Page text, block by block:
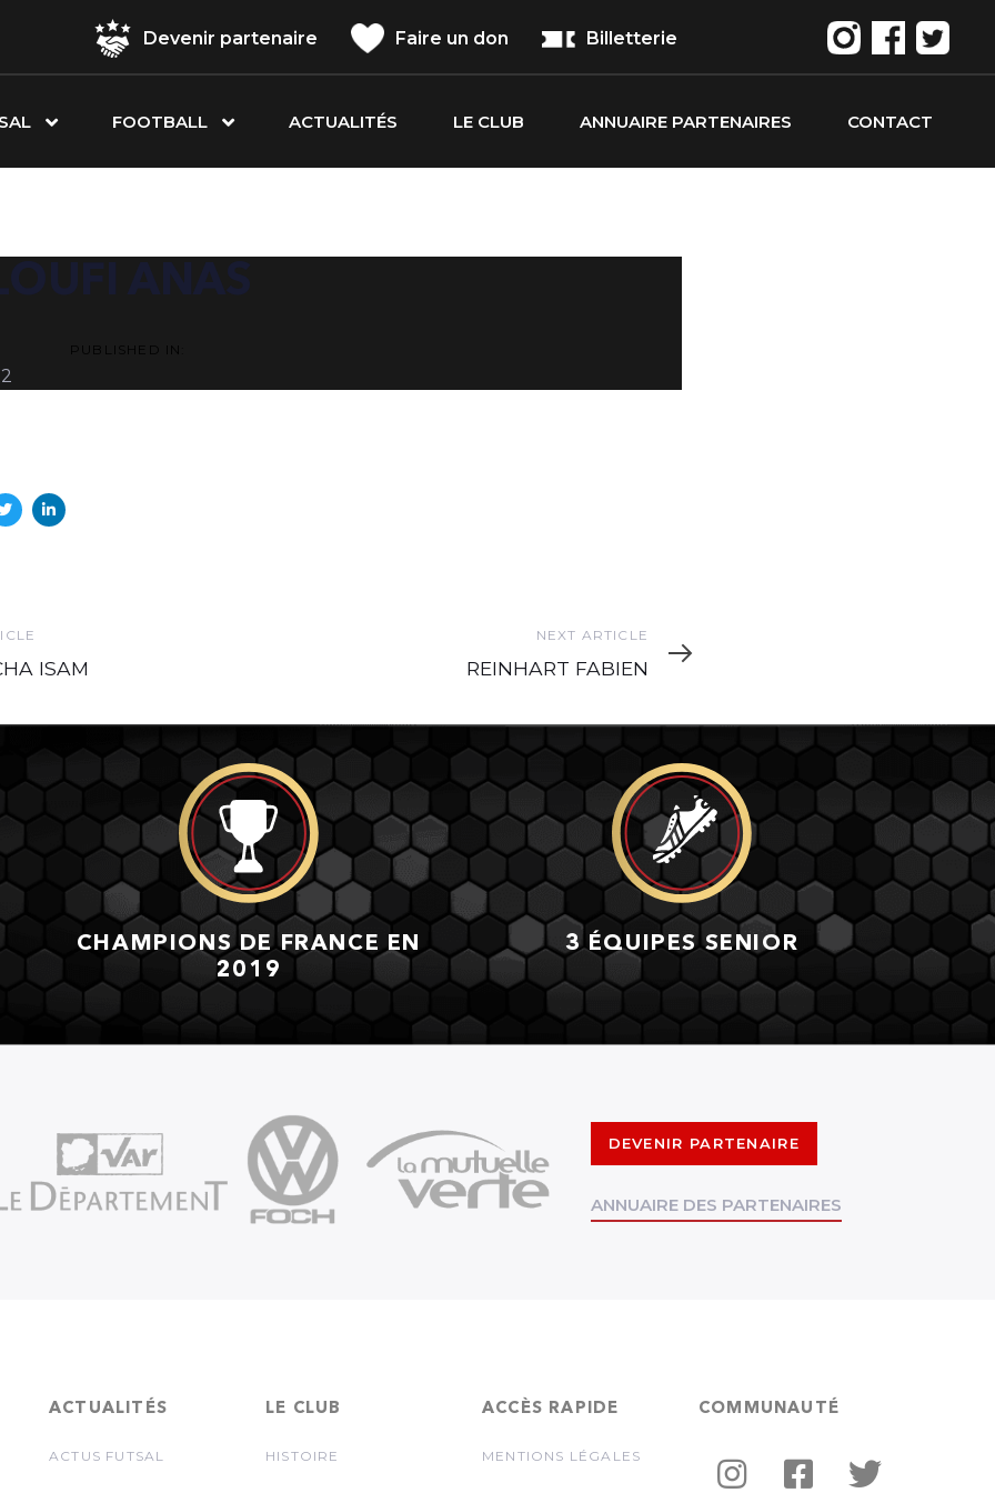
Devenir partenaire Faire un don Billetterie
FOOTBALL ACTUALITÉS LE CLUB ANNUAIRE PARTENAIRES CONTACT
ANAS
PUBLISHED IN:
ISAM
Article
NEXT ARTICLE
REINHART FABIEN
CHAMPIONS DE FRANCE EN
2019
3 ÉQUIPES SENIOR
DEVENIR PARTENAIRE
ANNUAIRE DES PARTENAIRES
ACTUALITÉS
ACTUS FUTSAL
LE CLUB
HISTOIRE
ACCÈS RAPIDE
MENTIONS LÉGALES
COMMUNAUTÉ